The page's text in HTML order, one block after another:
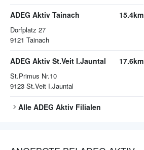
ADEG Aktiv Tainach
Dorfplatz 27
9121 Tainach
15.4km
ADEG Aktiv St.Veit I.Jauntal
St.Primus Nr.10
9123 St.Veit I.Jauntal
17.6km
Alle ADEG Aktiv Filialen